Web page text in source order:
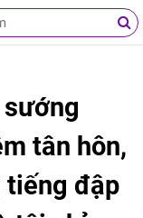
tân hôn,
tiếng đập